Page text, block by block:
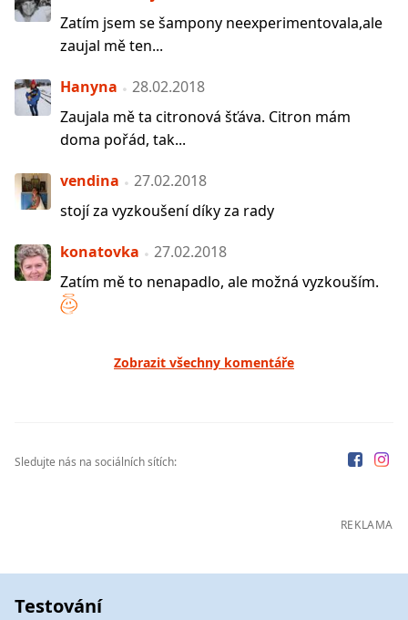
Zatím jsem se šampony neexperimentovala,ale
zaujal mě ten...
Hanyna
28.02.2018
Zaujala mě ta citronová šťáva. Citron mám
doma pořád, tak...
vendina
27.02.2018
stojí za vyzkoušení díky za rady
konatovka
27.02.2018
Zatím mě to nenapadlo, ale možná vyzkouším.
Zobrazit všechny komentáře
Sledujte nás na sociálních sítích:
REKLAMA
Testování